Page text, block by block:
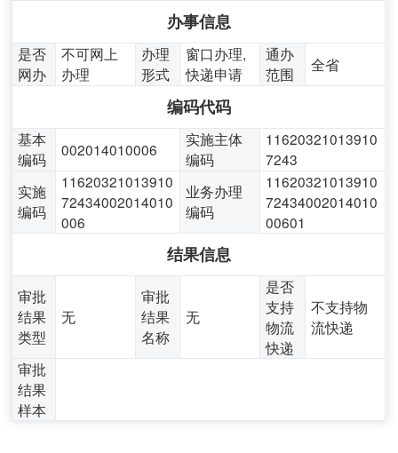
办事信息
是否
网办
不可网上
办理
办理
形式
窗口办理,
快递申请
通办
范围
全省
编码代码
基本
编码
002014010006
实施主体
编码
11620321013910
7243
实施
编码
11620321013910
72434002014010
006
业务办理
编码
11620321013910
72434002014010
00601
结果信息
审批
结果
类型
无
审批
结果
名称
无
是否
支持
物流
快递
不支持物
流快递
审批
结果
样本